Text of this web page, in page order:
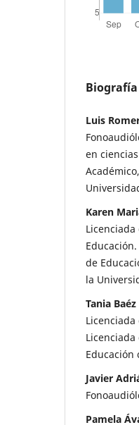
Luis
en
Karen
de
la
Tania
Educación
Javier
Pamela